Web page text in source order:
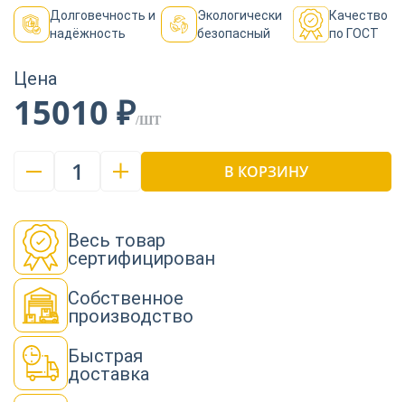
Строительство
Долговечность и
надёжность
Экологически
безопасный
Качество
по ГОСТ
Цена
15010 ₽/ШТ
1 В КОРЗИНУ
Весь товар
сертифицирован
Собственное
производство
Быстрая
доставка